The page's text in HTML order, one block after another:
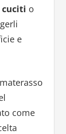
o
e
come